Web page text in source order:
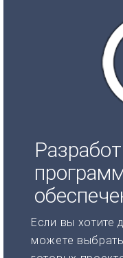
Если вы хотите
можете